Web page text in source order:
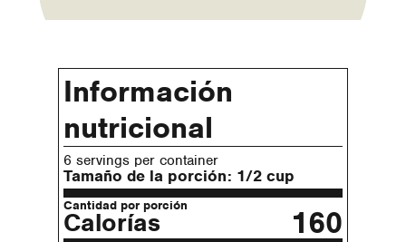
Información
nutricional
6 servings per container
Tamaño de la porción: 1/2 cup
Cantidad por porción
Calorías 160